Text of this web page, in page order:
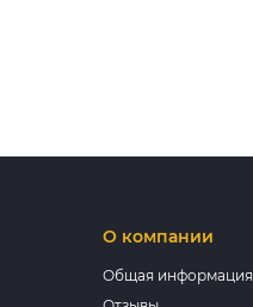
О компании
Общая информация